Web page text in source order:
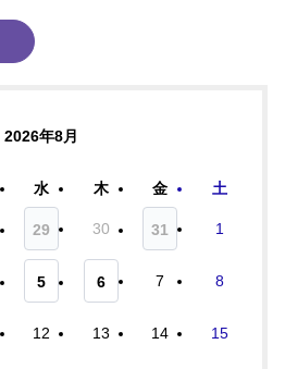
2026年8月
水 木 金 土
29 30 31 1
5 6 7 8
12 13 14 15